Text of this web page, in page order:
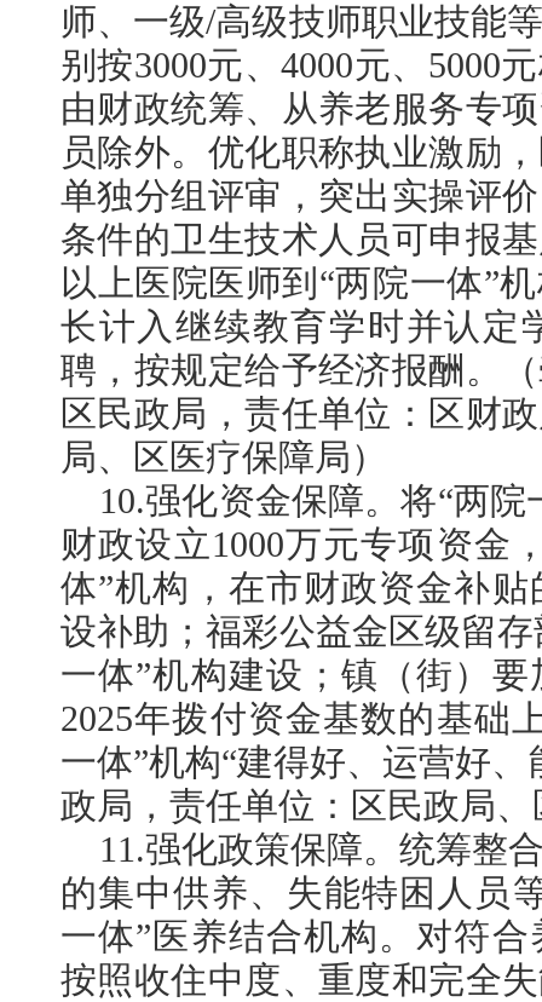
师、一级/高级技师职业技能
别按3000元、4000元、5000
由财政统筹、从养老服务专
员除外。优化职称执业激励
单独分组评审，突出实操评
条件的卫生技术人员可申报
以上医院医师到“两院一体”
长计入继续教育学时并认定
聘，按规定给予经济报酬。
区民政局，责任单位：区财
局、区医疗保障局）
10.强化资金保障。将“两
财政设立1000万元专项资金
体”机构，在市财政资金补
设补助；福彩公益金区级留
一体”机构建设；镇（街）
2025年拨付资金基数的基础
一体”机构“建得好、运营好
政局，责任单位：区民政局
11.强化政策保障。统筹整
的集中供养、失能特困人员
一体”医养结合机构。对符
按照收住中度、重度和完全